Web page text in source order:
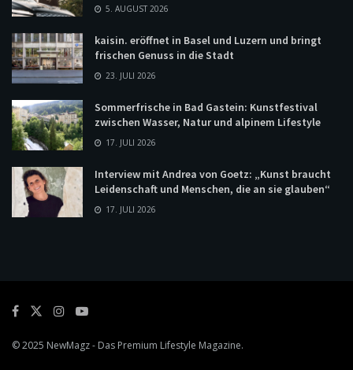
5. AUGUST 2026
kaisin. eröffnet in Basel und Luzern und bringt
frischen Genuss in die Stadt
23. JULI 2026
Sommerfrische in Bad Gastein: Kunstfestival
zwischen Wasser, Natur und alpinem Lifestyle
17. JULI 2026
Interview mit Andrea von Goetz: „Kunst braucht
Leidenschaft und Menschen, die an sie glauben“
17. JULI 2026
© 2025 NewMagz- Das Premium Lifestyle Magazine.